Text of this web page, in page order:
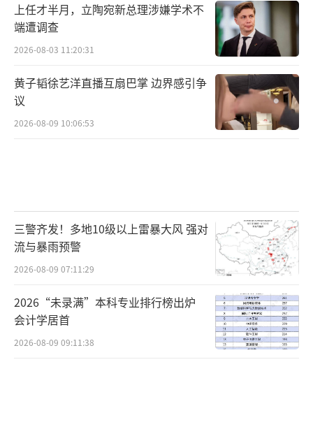
上任才半月，立陶宛新总理涉嫌学术不
端遭调查
2026-08-03 11:20:31
黄子韬徐艺洋直播互扇巴掌 边界感引争
议
2026-08-09 10:06:53
三警齐发！多地10级以上雷暴大风 强对
流与暴雨预警
2026-08-09 07:11:29
2026“未录满”本科专业排行榜出炉
会计学居首
2026-08-09 09:11:38